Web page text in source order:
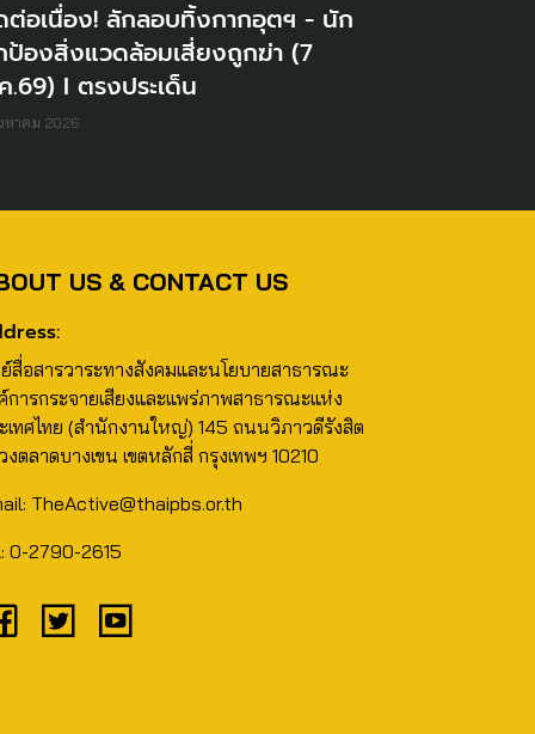
ต่อเนื่อง! ลักลอบทิ้งกากอุตฯ - นัก
ป้องสิ่งแวดล้อมเสี่ยงถูกฆ่า (7
.69) I ตรงประเด็น
หาคม 2026
US & CONTACT US
สื่อสารวาระทางสังคมและนโยบายสาธารณะ
การกระจายเสียงและแพร่ภาพสาธารณะแห่ง
เทศไทย (สำนักงานใหญ่) 145 ถนนวิภาวดีรังสิต
งตลาดบางเขน เขตหลักสี่ กรุงเทพฯ 10210
TheActive@thaipbs.or.th
0-2790-2615